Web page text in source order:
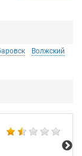
Волжский